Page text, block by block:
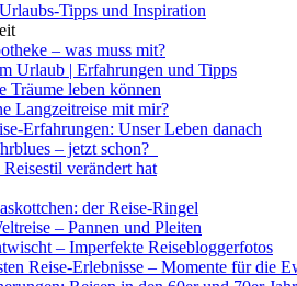
Tipps und Inspiration
– was muss mit?
Urlaub | Erfahrungen und Tipps
Träume leben können
Langzeitreise mit mir?
Erfahrungen: Unser Leben danach
– jetzt schon?
verändert hat
der Reise-Ringel
– Pannen und Pleiten
– Imperfekte Reisebloggerfotos
Reise-Erlebnisse – Momente für die